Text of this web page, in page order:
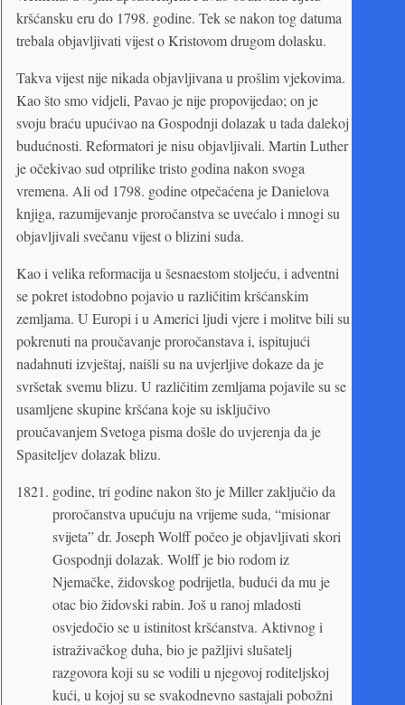
kršćansku eru do 1798. godine. Tek se nakon tog datuma
trebala objavljivati vijest o Kristovom drugom dolasku.
Takva vijest nije nikada objavljivana u prošlim vjekovima.
Kao što smo vidjeli, Pavao je nije propovijedao; on je
svoju braću upućivao na Gospodnji dolazak u tada dalekoj
budućnosti. Reformatori je nisu objavljivali. Martin Luther
je očekivao sud otprilike tristo godina nakon svoga
vremena. Ali od 1798. godine otpečaćena je Danielova
knjiga, razumijevanje proročanstva se uvećalo i mnogi su
objavljivali svečanu vijest o blizini suda.
Kao i velika reformacija u šesnaestom stoljeću, i adventni
se pokret istodobno pojavio u različitim kršćanskim
zemljama. U Europi i u Americi ljudi vjere i molitve bili su
pokrenuti na proučavanje proročanstava i, ispitujući
nadahnuti izvještaj, naišli su na uvjerljive dokaze da je
svršetak svemu blizu. U različitim zemljama pojavile su se
usamljene skupine kršćana koje su isključivo
proučavanjem Svetoga pisma došle do uvjerenja da je
Spasiteljev dolazak blizu.
godine, tri godine nakon što je Miller zaključio da
proročanstva upućuju na vrijeme suda, “misionar
svijeta” dr. Joseph Wolff počeo je objavljivati skori
Gospodnji dolazak. Wolff je bio rodom iz
Njemačke, židovskog podrijetla, budući da mu je
otac bio židovski rabin. Još u ranoj mladosti
osvjedočio se u istinitost kršćanstva. Aktivnog i
istraživačkog duha, bio je pažljivi slušatelj
razgovora koji su se vodili u njegovoj roditeljskoj
kući, u kojoj su se svakodnevno sastajali pobožni